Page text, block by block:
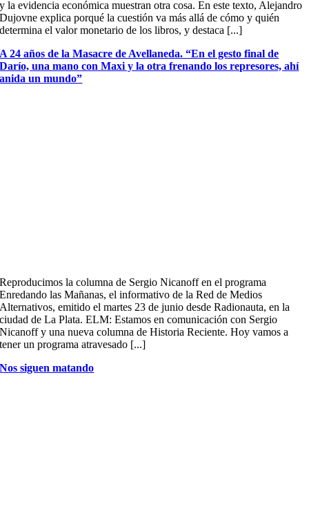
y la evidencia económica muestran otra cosa. En este texto, Alejandro
Dujovne explica porqué la cuestión va más allá de cómo y quién
determina el valor monetario de los libros, y destaca [...]
A 24 años de la Masacre de Avellaneda. “En el gesto final de
Darío, una mano con Maxi y la otra frenando los represores, ahí
anida un mundo”
Reproducimos la columna de Sergio Nicanoff en el programa
Enredando las Mañanas, el informativo de la Red de Medios
Alternativos, emitido el martes 23 de junio desde Radionauta, en la
ciudad de La Plata. ELM: Estamos en comunicación con Sergio
Nicanoff y una nueva columna de Historia Reciente. Hoy vamos a
tener un programa atravesado [...]
Nos siguen matando